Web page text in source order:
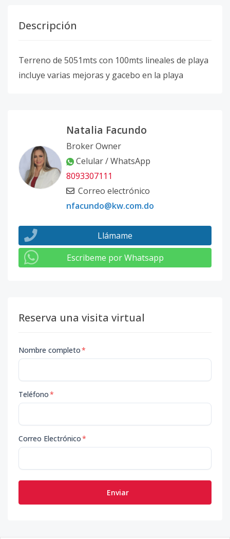
Descripción
Terreno de 5051mts con 100mts lineales de playa
incluye varias mejoras y gacebo en la playa
Natalia Facundo
Broker Owner
Celular / WhatsApp
8093307111
Correo electrónico
nfacundo@kw.com.do
Llámame
Escribeme por Whatsapp
Reserva una visita virtual
Nombre completo*
Teléfono*
Correo Electrónico*
Enviar